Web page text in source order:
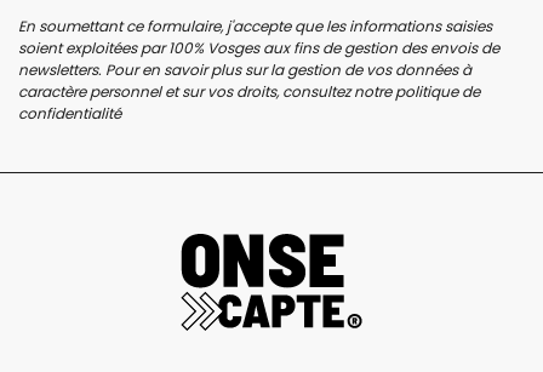
En soumettant ce formulaire, j'accepte que les informations saisies
soient exploitées par 100% Vosges aux fins de gestion des envois de
newsletters. Pour en savoir plus sur la gestion de vos données à
caractère personnel et sur vos droits, consultez notrepolitique de
confidentialité